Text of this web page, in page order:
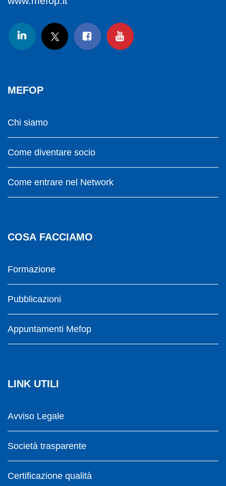
MEFOP
Chi siamo
Come diventare socio
Come entrare nel Network
COSA FACCIAMO
Formazione
Pubblicazioni
Appuntamenti Mefop
LINK UTILI
Avviso Legale
Società trasparente
Certificazione qualità